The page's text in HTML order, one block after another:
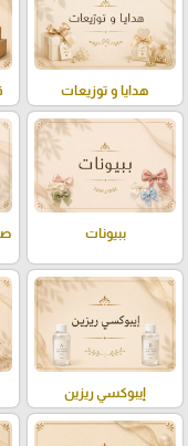
هدايا و توزيعات
ببيونات
إيبوكسي ريزين